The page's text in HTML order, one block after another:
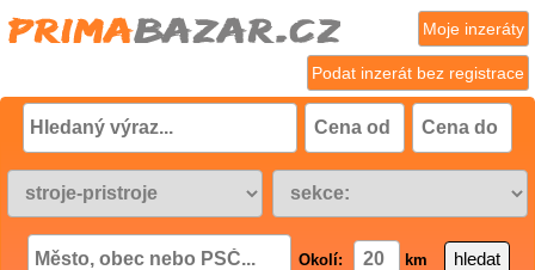
Podat inzerát bez registrace
Moje inzeráty
Okolí: km